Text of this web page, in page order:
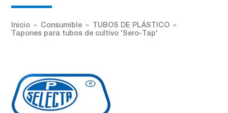
Inicio Consumible
TUBOS DE PLÁSTICO
Tapones para tubos de cultivo 'Sero-Tap'